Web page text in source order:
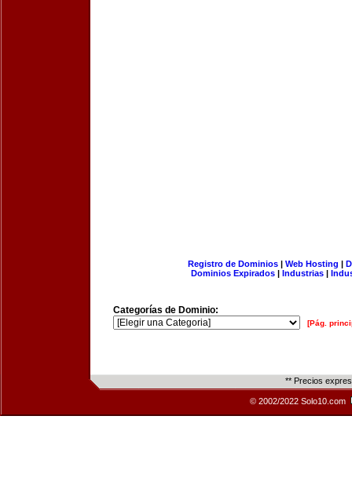
Registro de Dominios| Web Hosting |
Dominios Expirados | Industrias |
Categorías de Dominio:
[Pág.
** Precios
© 2002/2022 Solo10.com